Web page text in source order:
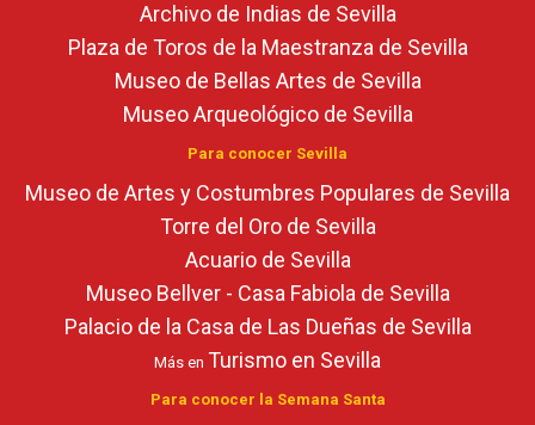
Archivo de Indias de Sevilla
Plaza de Toros de la Maestranza de Sevilla
Museo de Bellas Artes de Sevilla
Museo Arqueológico de Sevilla
Para conocer Sevilla
Museo de Artes y Costumbres Populares de Sevilla
Torre del Oro de Sevilla
Acuario de Sevilla
Museo Bellver - Casa Fabiola de Sevilla
Palacio de la Casa de Las Dueñas de Sevilla
Más en Turismo en Sevilla
Para conocer la Semana Santa